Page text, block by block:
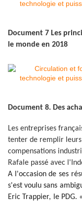
Document 7 Les
le monde en 2018
Document 8. Des
Les entreprises
tenter de remplir
compensations
Rafale passé avec
A l'occasion de ses
s'est voulu sans
Eric Trappier, le PDG.